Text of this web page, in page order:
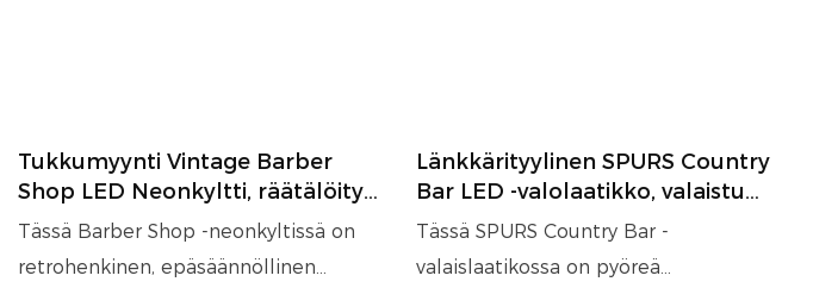
Tukkumyynti Vintage Barber
Shop LED Neonkyltti, räätälöity
LED-valokyltti parturiliikkeeseen
Tässä Barber Shop -neonkyltissä on
retrohenkinen, epäsäännöllinen
Länkkärityylinen SPURS Country
Bar LED -valolaatikko, valaistu
seinäkoriste baareihin ja
Tässä SPURS Country Bar -
valaislaatikossa on pyöreä